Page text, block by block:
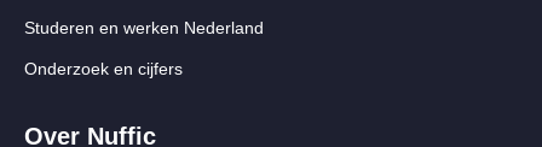
Studeren en werken Nederland
Onderzoek en cijfers
Over Nuffic